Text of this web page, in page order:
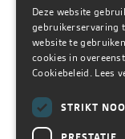
De
274 kamers,
studieruimtes
begane
grootkeuken
zeven
Deze website
gebruikerservaring
website te
cookies in
Cookiebeleid. Lees
STRIKT